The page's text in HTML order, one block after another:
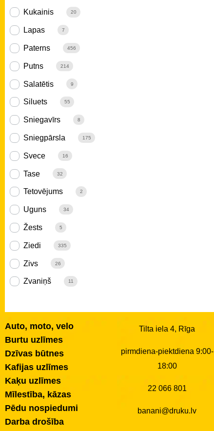
Kukainis 20
Lapas 7
Paterns 456
Putns 214
Salatētis 9
Siluets 55
Sniegavīrs 8
Sniegpārsla 175
Svece 16
Tase 32
Tetovējums 2
Uguns 34
Žests 5
Ziedi 335
Zivs 26
Zvaniņš 11
Auto, moto, velo
Burtu uzlīmes
Dzīvas būtnes
Kafijas uzlīmes
Kaķu uzlīmes
Mīlestība, kāzas
Pēdu nospiedumi
Darba drošība
Tilta iela 4, Rīga
pirmdiena-piektdiena 9:00-
18:00
22 066 801
banani@druku.lv